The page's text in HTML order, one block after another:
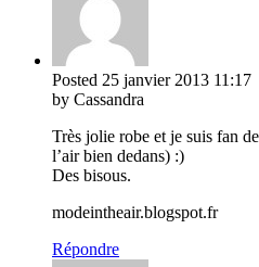
Posted 25 janvier 2013 11:17
by Cassandra
Très jolie robe et je suis fan
l’air bien dedans) :)
Des bisous.
modeintheair.blogspot.fr
Répondre